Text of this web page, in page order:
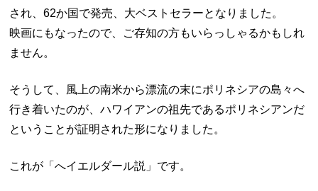
され、62か国で発売、大ベストセラーとなりました。
映画にもなったので、ご存知の方もいらっしゃるかもしれ
ません。
そうして、風上の南米から漂流の末にポリネシアの島々へ
行き着いたのが、ハワイアンの祖先であるポリネシアンだ
ということが証明された形になりました。
これが「へイエルダール説」です。